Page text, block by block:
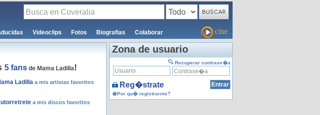
Videoclips Fotos Biografias Colaborar cine
5 fans de Mama Ladilla!
Ladilla a mis artistas favoritos
a mis discos favoritos
Zona de usuario
Recuperar contrase�a
Reg�strate
�Por qu� registrarme?